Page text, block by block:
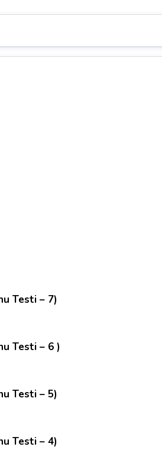
Testi – 7)
Testi – 6 )
Testi – 5)
Testi – 4)